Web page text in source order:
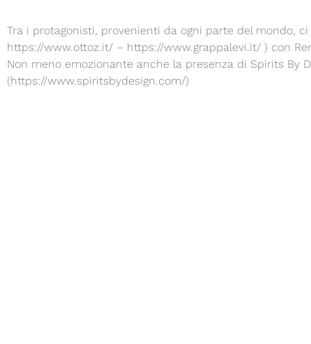
Tra i protagonisti, provenienti da ogni parte del mondo,
https://www.ottoz.it/ – https://www.grappalevi.it/ ) con
Non meno emozionante anche la presenza di Spirits By
(https://www.spiritsbydesign.com/)